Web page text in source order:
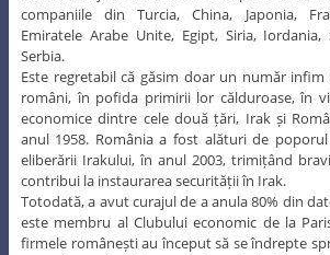
companiile din Turcia, China, Japonia,
Emiratele Arabe Unite, Egipt, Siria, Iordania,
Serbia.
Este regretabil că găsim doar un număr
români, în pofida primirii lor călduroase, în
economice dintre cele două țări, Irak și
anul 1958. România a fost alături de
eliberării Irakului, în anul 2003, trimițând
contribui la instaurarea securității în Irak.
Totodată, a avut curajul de a anula 80% din
este membru al Clubului economic de la
firmele românești au început să se îndrepte